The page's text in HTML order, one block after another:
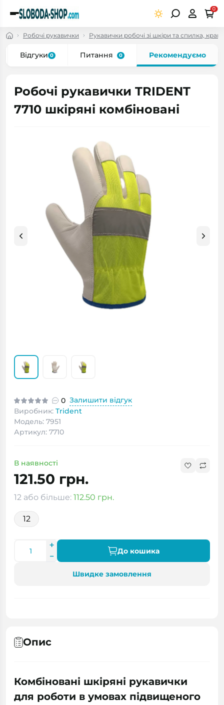
0
Робочі рукавички Рукавички робочі зі шкіри та спилка, крага
Відгуки 0 Питання 0 Рекомендуємо
Робочі рукавички TRIDENT
7710 шкіряні комбіновані
0 Залишити відгук
Виробник: Trident
Модель: 7951
Артикул: 7710
В наявності
121.50 грн.
12 або більше: 112.50 грн.
12
До кошика
Швидке замовлення
Опис
Комбіновані шкіряні рукавички
для роботи в умовах підвищеного